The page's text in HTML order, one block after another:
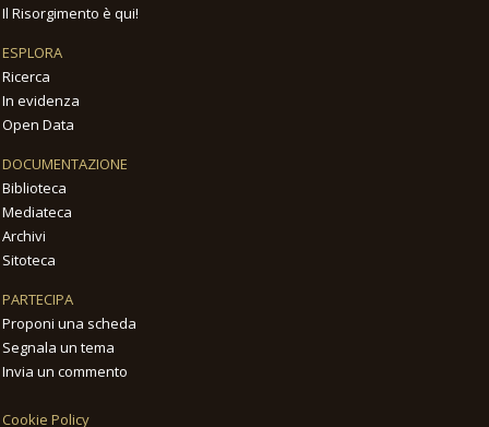
Il Risorgimento è qui!
ESPLORA
Ricerca
In evidenza
Open Data
DOCUMENTAZIONE
Biblioteca
Mediateca
Archivi
Sitoteca
PARTECIPA
Proponi una scheda
Segnala un tema
Invia un commento
Cookie Policy